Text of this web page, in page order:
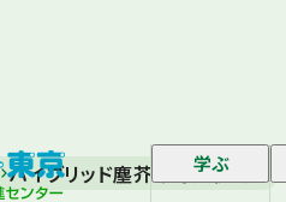
学ぶ
ハイブリッド塵芥車導入促進事